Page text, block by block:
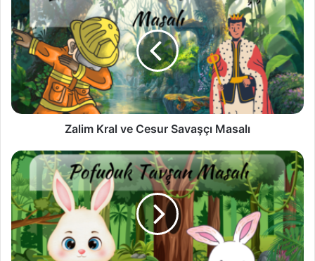
Kral
ve
Cesur
Savaşçı
Masalı
Zalim Kral ve Cesur Savaşçı Masalı
Pofuduk
Tavşan
Masalı